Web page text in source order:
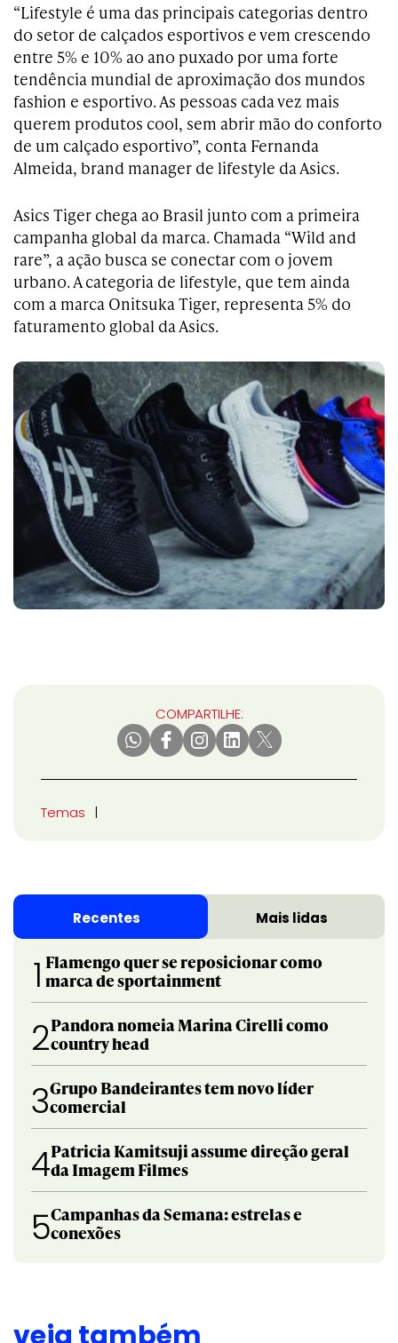
“Lifestyle é uma das principais categorias dentro
do setor de calçados esportivos e vem crescendo
entre 5% e 10% ao ano puxado por uma forte
tendência mundial de aproximação dos mundos
fashion e esportivo. As pessoas cada vez mais
querem produtos cool, sem abrir mão do conforto
de um calçado esportivo”, conta Fernanda
Almeida, brand manager de lifestyle da Asics.
Asics Tiger chega ao Brasil junto com a primeira
campanha global da marca. Chamada “Wild and
rare”, a ação busca se conectar com o jovem
urbano. A categoria de lifestyle, que tem ainda
com a marca Onitsuka Tiger, representa 5% do
faturamento global da Asics.
COMPARTILHE:
Temas
Recentes Mais lidas
1 Flamengo quer se reposicionar como
marca de sportainment
2Pandora nomeia Marina Cirelli como
country head
3Grupo Bandeirantes tem novo líder
comercial
4Patricia Kamitsuji assume direção geral
da Imagem Filmes
5Campanhas da Semana: estrelas e
conexões